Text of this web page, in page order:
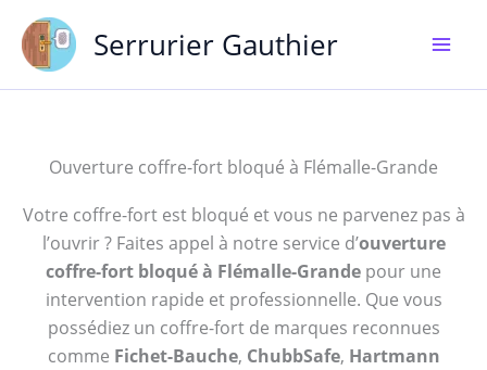
contenu
Serrurier Gauthier
Ouverture coffre-fort bloqué à Flémalle-Grande
Votre coffre-fort est bloqué et vous ne parvenez pas à
l’ouvrir ? Faites appel à notre service d’ouverture
coffre-fort bloqué à Flémalle-Grande pour une
intervention rapide et professionnelle. Que vous
possédiez un coffre-fort de marques reconnues
comme Fichet-Bauche, ChubbSafe, Hartmann